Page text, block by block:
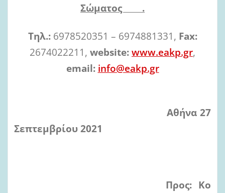
Σώματος .
Τηλ.:6978520351 – 6974881331, Fax:
2674022211, website:www.eakp.gr,
email: info@eakp.gr
Αθήνα 27
Σεπτεμβρίου 2021
Προς: Κο